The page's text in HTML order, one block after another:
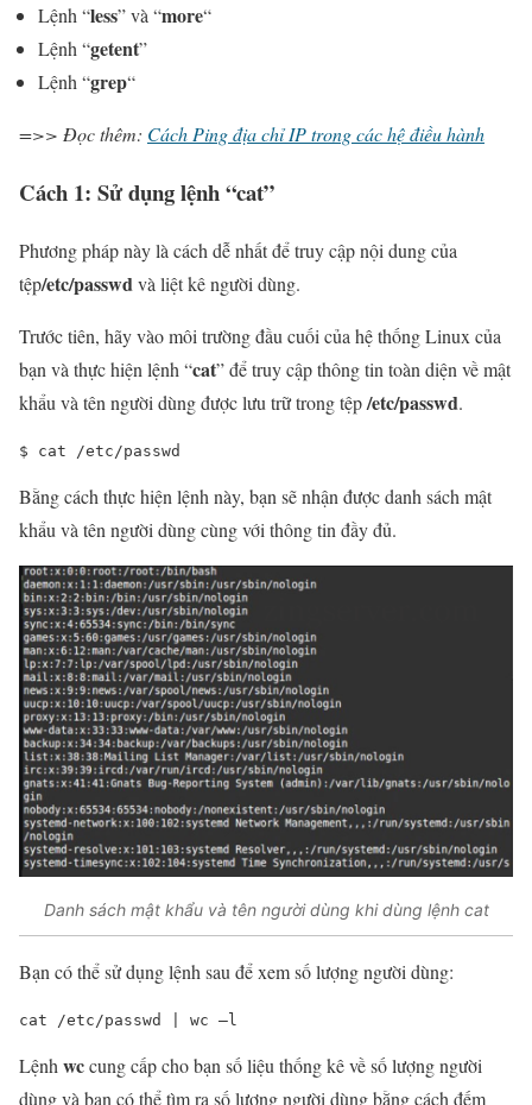
Lệnh “less” và “more“
Lệnh “getent”
Lệnh “grep“
=>> Đọc thêm: Cách Ping địa chỉ IP trong các hệ điều hành
Cách 1: Sử dụng lệnh “cat”
Phương pháp này là cách dễ nhất để truy cập nội dung của
tệp/etc/passwdvà liệt kê người dùng.
Trước tiên, hãy vào môi trường đầu cuối của hệ thống Linux của
bạn và thực hiện lệnh “cat” để truy cập thông tin toàn diện về mật
khẩu và tên người dùng được lưu trữ trong tệp/etc/passwd.
$ cat /etc/passwd
Bằng cách thực hiện lệnh này, bạn sẽ nhận được danh sách mật
khẩu và tên người dùng cùng với thông tin đầy đủ.
Danh sách mật khẩu và tên người dùng khi dùng lệnh cat
Bạn có thể sử dụng lệnh sau để xem số lượng người dùng:
cat /etc/passwd | wc –l
Lệnh wccung cấp cho bạn số liệu thống kê về số lượng người
dùng và bạn có thể tìm ra số lượng người dùng bằng cách đếm